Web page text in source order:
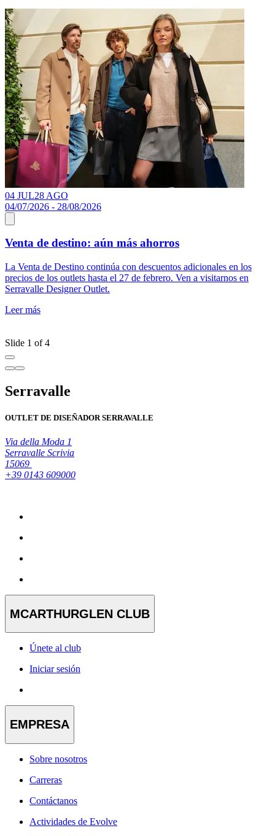
04 JUL28 AGO
04/07/2026 - 28/08/2026
Venta de destino: aún más ahorros
La Venta de Destino continúa con descuentos adicionales en los
precios de los outlets hasta el 27 de febrero. Ven a visitarnos en
Serravalle Designer Outlet.
Leer más
Slide 1 of 4
Serravalle
OUTLET DE DISEÑADOR SERRAVALLE
Via della Moda 1
Serravalle Scrivia
15069
+39 0143 609000
MCARTHURGLEN CLUB
Únete al club
Iniciar sesión
EMPRESA
Sobre nosotros
Carreras
Contáctanos
Actividades de Evolve